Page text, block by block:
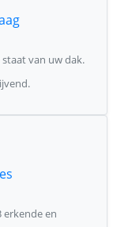
van uw dak.
erkende en